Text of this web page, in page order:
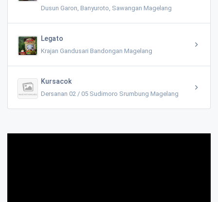
Dusun Garon, Banyuroto, Sawangan Magelang
Legato
Krajan Gandusari Bandongan Magelang
Kursacok
Dersanan 02 / 05 Sudimoro Srumbung Magelang